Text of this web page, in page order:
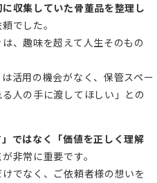
に収集していた骨董品を整理し
でした。
、趣味を超えて人生そのもの
活用の機会がなく、保管スペー
人の手に渡してほしい」との
」ではなく「価値を正しく理解
非常に重要です。
でなく、ご依頼者様の想いを